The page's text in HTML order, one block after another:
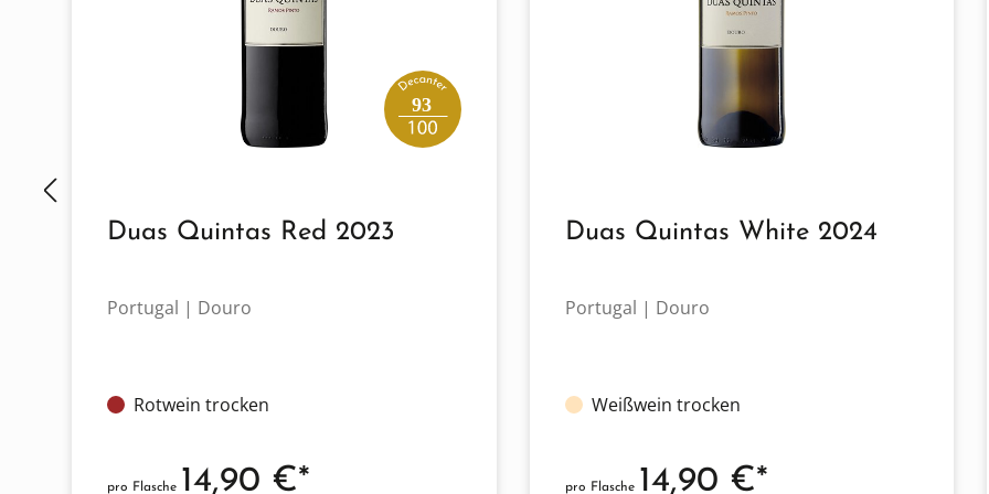
93
Duas Quintas Red 2023
Portugal | Douro
Rotwein trocken
pro Flasche 14,90 €*
Duas Quintas White 2024
Portugal | Douro
Weißwein trocken
pro Flasche 14,90 €*